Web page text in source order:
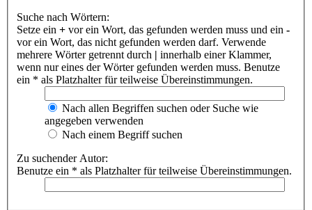
Suche nach Wörtern:
Setze ein + vor ein Wort, das gefunden werden muss und ein -
vor ein Wort, das nicht gefunden werden darf. Verwende
mehrere Wörter getrennt durch | innerhalb einer Klammer,
wenn nur eines der Wörter gefunden werden muss. Benutze
ein * als Platzhalter für teilweise Übereinstimmungen.
Nach allen Begriffen suchen oder Suche wie
angegeben verwenden
Nach einem Begriff suchen
Zu suchender Autor:
Benutze ein * als Platzhalter für teilweise Übereinstimmungen.